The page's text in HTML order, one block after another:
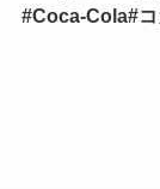
#Coca-Cola#コ